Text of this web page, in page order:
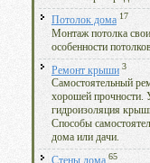
Потолок дома 17
Монтаж потолка
особенности
Ремонт крыши 3
Самостоятельный
хорошей прочности.
гидроизоляция
Способы
дома или дачи.
65